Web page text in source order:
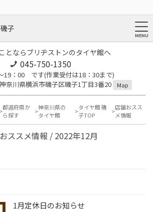
子
とならブリヂストンのタイヤ館へ
045-750-1350
19：00 です(作業受付は18：30まで)
奈川県横浜市磯子区磯子1丁目3番20
Map
都道府県か
ら探す
神奈川県の
タイヤ館
タイヤ館 磯
子TOP
店舗おスス
メ情報
ススメ情報 / 2022年12月
1月定休日のお知らせ